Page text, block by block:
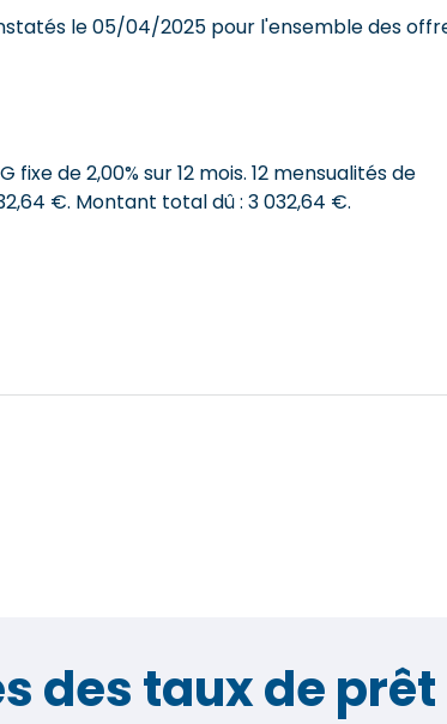
le 05/04/2025 pour l'ensemble des
fixe de 2,00%sur 12 mois. 12 mensualités de
€. Montant total dû : 3 032,64 €.
des taux de